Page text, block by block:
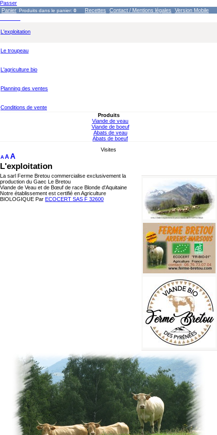
Passer
Panier Produits dans le panier: 0 Recettes Contact / Mentions légales Version Mobile
L'exploitation
Le troupeau
L'agriculture bio
Planning des ventes
Conditions de vente
Produits
Viande de veau
Viande de boeuf
Abats de veau
Abats de boeuf
Visites
AAA
L'exploitation
La sarl Ferme Bretou commercialise exclusivement la
production du Gaec Le Bretou
Viande de Veau et de Bœuf de race Blonde d'Aquitaine
Notre établissement est certifié en Agriculture
BIOLOGIQUE Par ECOCERT SAS F 32600